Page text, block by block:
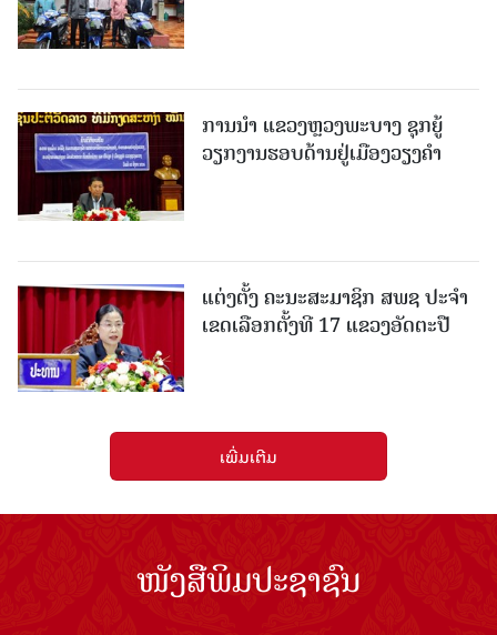
ການນຳ ແຂວງຫຼວງພະບາງ ຊຸກຍູ້
ວຽກງານຮອບດ້ານຢູ່ເມືອງວຽງຄໍາ
ແຕ່ງຕັ້ງ ຄະນະສະມາຊິກ ສພຊ ປະຈຳ
ເຂດເລືອກຕັ້ງທີ 17 ແຂວງອັດຕະປື
ເພີ່ມເຕີມ
ໜັງສືພິມປະຊາຊົນ